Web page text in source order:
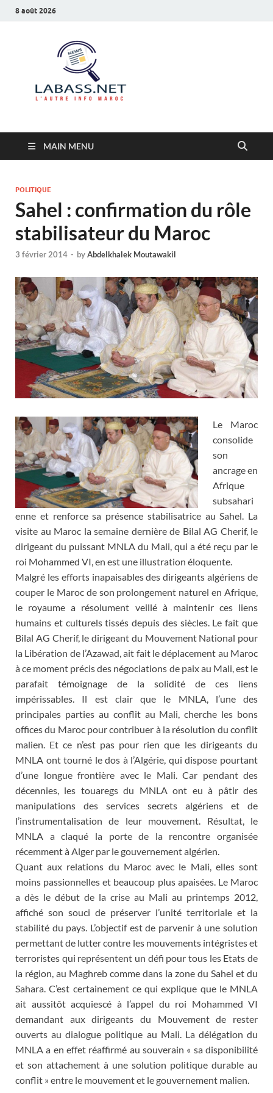
8 août 2026
MAIN MENU
POLITIQUE
Sahel : confirmation du rôle
stabilisateur du Maroc
3 février 2014 - byAbdelkhalek Moutawakil
Le Maroc
consolide
son
ancrage en
Afrique
subsahari
enne et renforce sa présence stabilisatrice au Sahel. La
visite au Maroc la semaine dernière de Bilal AG Cherif, le
dirigeant du puissant MNLA du Mali, qui a été reçu par le
roi Mohammed VI, en est une illustration éloquente.
Malgré les efforts inapaisables des dirigeants algériens de
couper le Maroc de son prolongement naturel en Afrique,
le royaume a résolument veillé à maintenir ces liens
humains et culturels tissés depuis des siècles. Le fait que
Bilal AG Cherif, le dirigeant du Mouvement National pour
la Libération de l’Azawad, ait fait le déplacement au Maroc
à ce moment précis des négociations de paix au Mali, est le
parafait témoignage de la solidité de ces liens
impérissables. Il est clair que le MNLA, l’une des
principales parties au conflit au Mali, cherche les bons
offices du Maroc pour contribuer à la résolution du conflit
malien. Et ce n’est pas pour rien que les dirigeants du
MNLA ont tourné le dos à l’Algérie, qui dispose pourtant
d’une longue frontière avec le Mali. Car pendant des
décennies, les touaregs du MNLA ont eu à pâtir des
manipulations des services secrets algériens et de
l’instrumentalisation de leur mouvement. Résultat, le
MNLA a claqué la porte de la rencontre organisée
récemment à Alger par le gouvernement algérien.
Quant aux relations du Maroc avec le Mali, elles sont
moins passionnelles et beaucoup plus apaisées. Le Maroc
a dès le début de la crise au Mali au printemps 2012,
affiché son souci de préserver l’unité territoriale et la
stabilité du pays. L’objectif est de parvenir à une solution
permettant de lutter contre les mouvements intégristes et
terroristes qui représentent un défi pour tous les Etats de
la région, au Maghreb comme dans la zone du Sahel et du
Sahara. C’est certainement ce qui explique que le MNLA
ait aussitôt acquiescé à l’appel du roi Mohammed VI
demandant aux dirigeants du Mouvement de rester
ouverts au dialogue politique au Mali. La délégation du
MNLA a en effet réaffirmé au souverain « sa disponibilité
et son attachement à une solution politique durable au
conflit » entre le mouvement et le gouvernement malien.